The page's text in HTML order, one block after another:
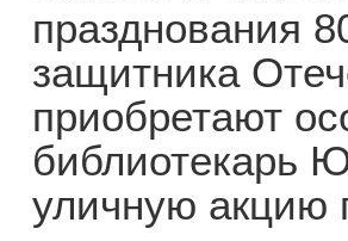
празднования
защитника
приобретают
библиотекарь
уличную акцию